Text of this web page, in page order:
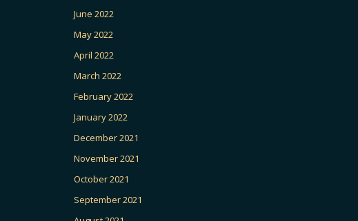
June 2022
May 2022
April 2022
March 2022
February 2022
January 2022
December 2021
November 2021
October 2021
September 2021